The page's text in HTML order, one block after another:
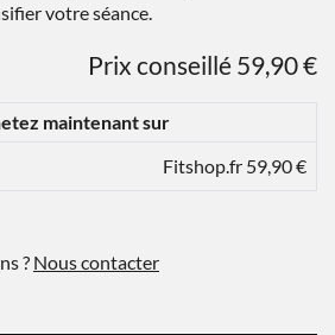
votre séance.
Prix conseillé 59,90 €
maintenant sur
Fitshop.fr 59,90 €
? Nous contacter